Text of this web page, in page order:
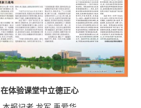
在体验课堂中立德正心